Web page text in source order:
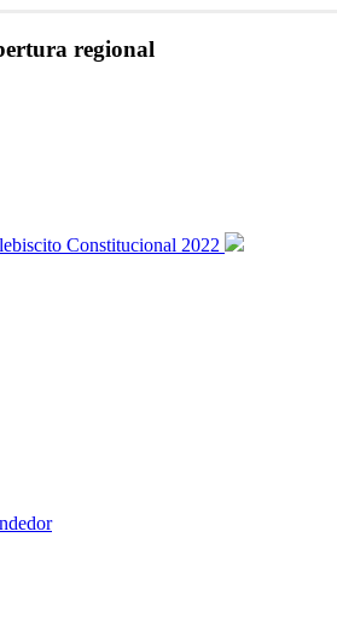
regional
Constitucional 2022